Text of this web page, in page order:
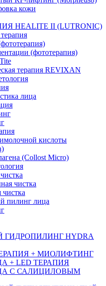
кожи
HEALITE II (LUTRONIC)
(фототерапия)
терапия REVIXAN
лица
кислоты
(Collost Micro)
чистка
чистка
пилинг лица
HYDRA
+ МИОЛИФТИНГ
+ LED ТЕРАПИЯ
С САЛИЦИЛОВЫМ